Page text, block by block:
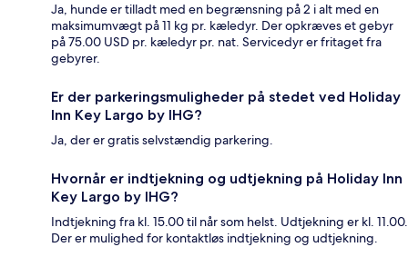
Ja, hunde er tilladt med en begrænsning på 2 i alt med en
maksimumvægt på 11 kg pr. kæledyr. Der opkræves et gebyr
på 75.00 USD pr. kæledyr pr. nat. Servicedyr er fritaget fra
gebyrer.
Er der parkeringsmuligheder på stedet ved Holiday
Inn Key Largo by IHG?
Ja, der er gratis selvstændig parkering.
Hvornår er indtjekning og udtjekning på Holiday Inn
Key Largo by IHG?
Indtjekning fra kl. 15.00 til når som helst. Udtjekning er kl. 11.00.
Der er mulighed for kontaktløs indtjekning og udtjekning.